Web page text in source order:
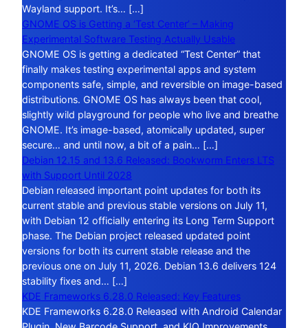
Wayland support. It’s… […]
GNOME OS is Getting a ‘Test Center’ – Making
Experimental Software Testing Actually Usable
GNOME OS is getting a dedicated “Test Center” that
finally makes testing experimental apps and system
components safe, simple, and reversible on image-based
distributions. GNOME OS has always been that cool,
slightly wild playground for people who live and breathe
GNOME. It’s image-based, atomically updated, super
secure… and until now, a bit of a pain… […]
Debian 12.15 and 13.6 Released: Bookworm Enters LTS
with Support Until 2028
Debian released important point updates for both its
current stable and previous stable versions on July 11,
with Debian 12 officially entering its Long Term Support
phase. The Debian project released updated point
versions for both its current stable release and the
previous one on July 11, 2026. Debian 13.6 delivers 124
stability fixes and… […]
KDE Frameworks 6.28.0 Released: Key Features
KDE Frameworks 6.28.0 Released with Android Calendar